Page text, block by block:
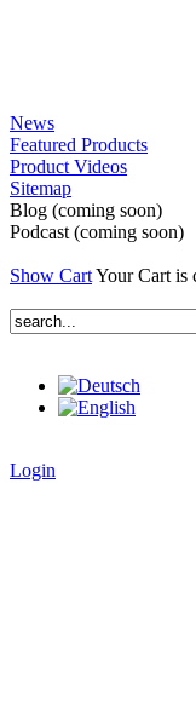
News
Featured Products
Product Videos
Sitemap
Blog (coming soon)
Podcast (coming soon)
Show CartYour Cart is
Login